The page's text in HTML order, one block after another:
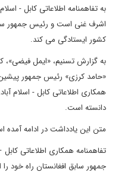
به تفاهمنامه اطلاعاتی کابل -
اشرف غنی است و رئیس جمهور
کشور ایستادگی می کند.
به گزارش تسنیم، «ایمل
«حامد کرزی» رئیس جمهور پیشین
همکاری اطلاعاتی کابل - اسلام
دانسته است.
متن این یادداشت در ادامه آمده
تفاهمنامه همکاری اطلاعاتی
جمهور سابق افغانستان راه خود